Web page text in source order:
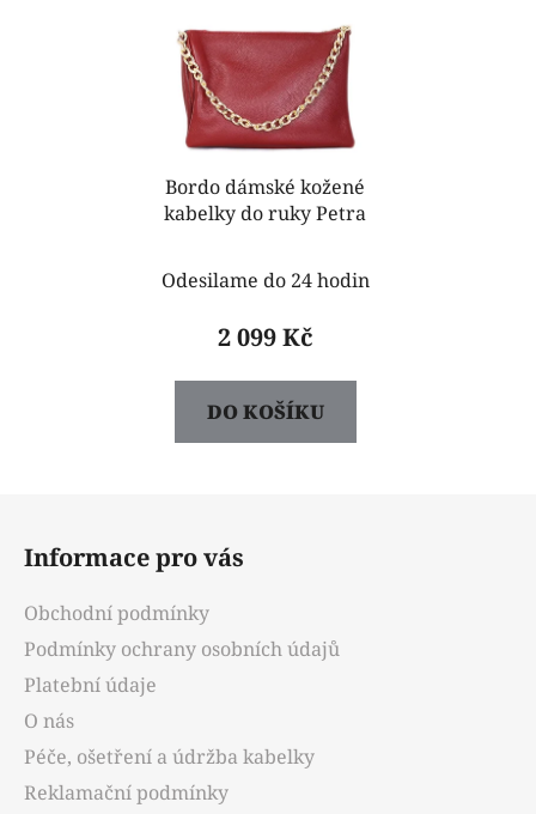
Bordo dámské kožené
kabelky do ruky Petra
Odesilame do 24 hodin
2 099 Kč
DO KOŠÍKU
Informace pro vás
Obchodní podmínky
Podmínky ochrany osobních údajů
Platební údaje
O nás
Péče, ošetření a údržba kabelky
Reklamační podmínky